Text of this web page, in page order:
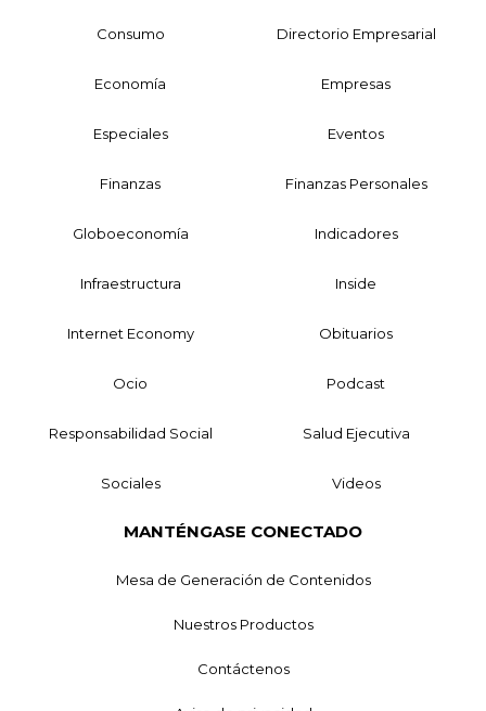
Consumo Directorio Empresarial
Economía Empresas
Especiales Eventos
Finanzas Finanzas Personales
Globoeconomía Indicadores
Infraestructura Inside
Internet Economy Obituarios
Ocio Podcast
Responsabilidad Social Salud Ejecutiva
Sociales Videos
MANTÉNGASE CONECTADO
Mesa de Generación de Contenidos
Nuestros Productos
Contáctenos